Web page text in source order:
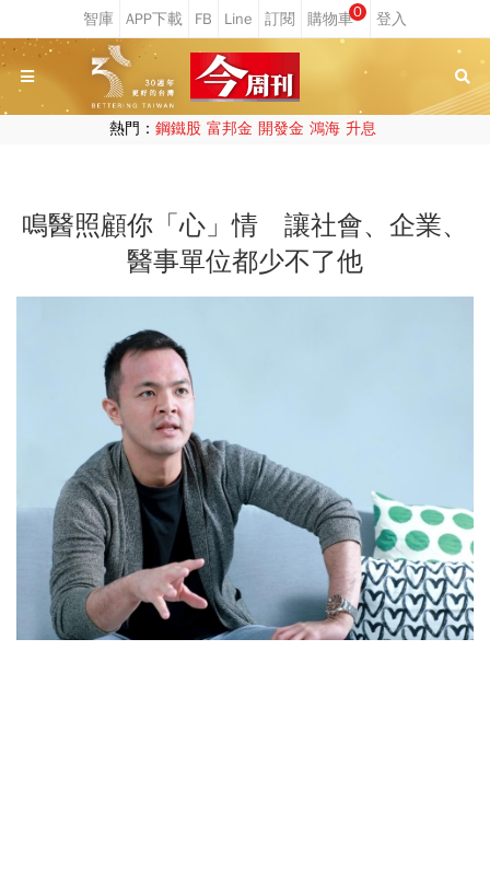
0
熱門： 鋼鐵股 富邦金 開發金 鴻海 升息
鳴醫照顧你「心」情 讓社會、企業、
醫事單位都少不了他